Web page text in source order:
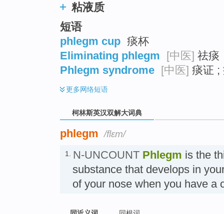
粘液质
短语
phlegm cup 痰杯
Eliminating phlegm [中医] 祛痰
Phlegm syndrome [中医] 痰证 ;
更多网络短语
柯林斯英汉双解大词典
phlegm /flɛm/
1. N-UNCOUNT Phlegm is the
substance that develops in
of your nose when you have a